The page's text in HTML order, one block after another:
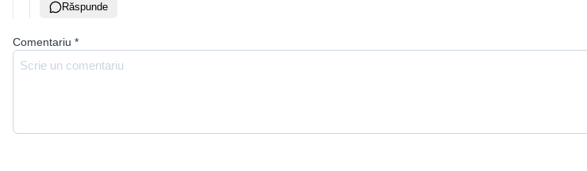
Răspunde
Comentariu *